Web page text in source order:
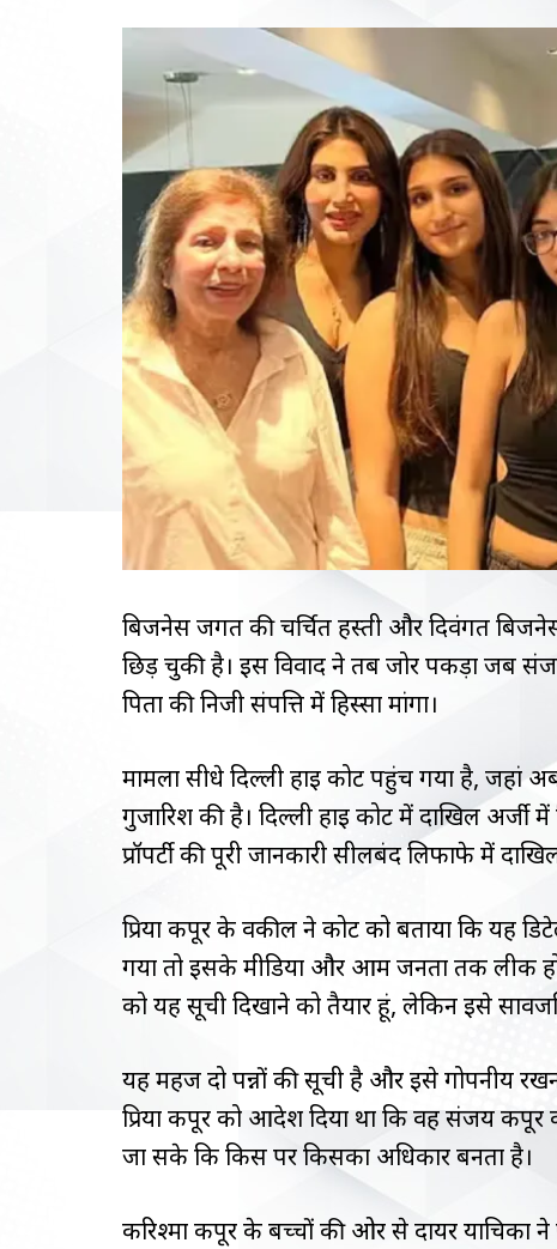
बिजनेस जगत की चर्चित हस्ती और दिवंगत
छिड़ चुकी है। इस विवाद ने तब जोर पकड़ा जब
पिता की निजी संपत्ति में हिस्सा मांगा।
मामला सीधे दिल्ली हाई कोर्ट पहुंच गया है,
गुजारिश की है। दिल्ली हाई कोर्ट में दाखिल
प्रॉपर्टी की पूरी जानकारी सीलबंद लिफाफे में
प्रिया कपूर के वकील ने कोर्ट को बताया कि
गया तो इसके मीडिया और आम जनता तक लीक
को यह सूची दिखाने को तैयार हूं, लेकिन इसे
यह महज दो पन्नों की सूची है और इसे गोपनीय
प्रिया कपूर को आदेश दिया था कि वह संजय कपूर
जा सके कि किस पर किसका अधिकार बनता है।
करिश्मा कपूर के बच्चों की ओर से दायर याचिका ने